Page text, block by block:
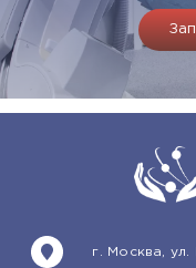
г. Москва,